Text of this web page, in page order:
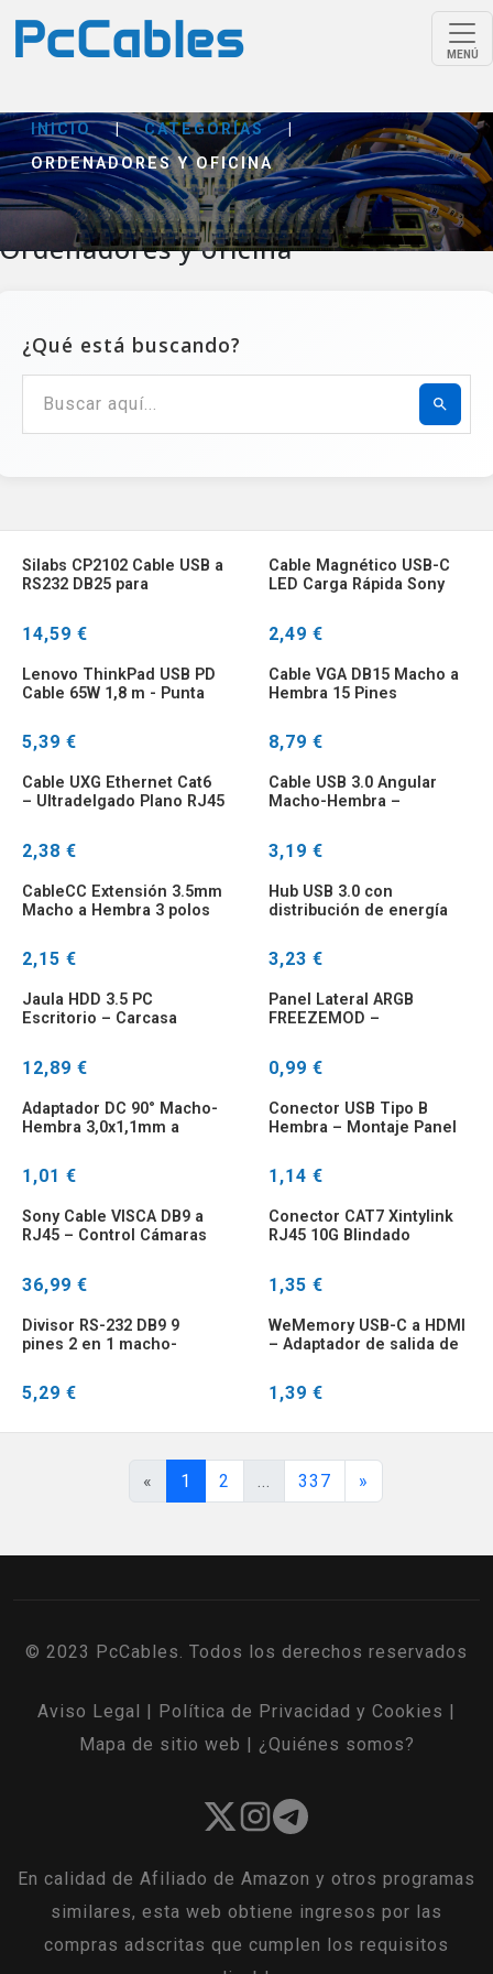
MENÚ
INICIO | CATEGORÍAS
|
ORDENADORES Y OFICINA
Ordenadores y oficina
¿Qué está buscando?
Silabs CP2102 Cable USB a
RS232 DB25 para
14,59 €
Cable Magnético USB-C
LED Carga Rápida Sony
2,49 €
Lenovo ThinkPad USB PD
Cable 65W 1,8 m - Punta
5,39 €
Cable VGA DB15 Macho a
Hembra 15 Pines
8,79 €
Cable UXG Ethernet Cat6
– Ultradelgado Plano RJ45
2,38 €
Cable USB 3.0 Angular
Macho-Hembra –
3,19 €
CableCC Extensión 3.5mm
Macho a Hembra 3 polos
2,15 €
Hub USB 3.0 con
distribución de energía
varios
3,23 €
Jaula HDD 3.5 PC
Escritorio – Carcasa
12,89 €
Panel Lateral ARGB
FREEZEMOD –
0,99 €
Adaptador DC 90° Macho-
Hembra 3,0x1,1mm a
1,01 €
Conector USB Tipo B
Hembra – Montaje Panel
1,14 €
Sony Cable VISCA DB9 a
RJ45 – Control Cámaras
36,99 €
Conector CAT7 Xintylink
RJ45 10G Blindado
1,35 €
Divisor RS-232 DB9 9
pines 2 en 1 macho-
5,29 €
WeMemory USB-C a HDMI
– Adaptador de salida de
1,39 €
« 1 2 ... 337 »
© 2023 PcCables. Todos los derechos reservados
Aviso Legal Política de Privacidad y Cookies
Mapa de sitio web
¿Quiénes somos?
En calidad de Afiliado de Amazon y otros programas
similares, esta web obtiene ingresos por las
compras adscritas que cumplen los requisitos